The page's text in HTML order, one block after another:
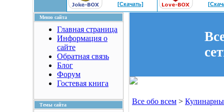
[Скачать]
Меню сайта
Главная страница
Информация о
сайте
Обратная связь
Блог
Форум
Гостевая книга
Темы сайта Все обо всем >